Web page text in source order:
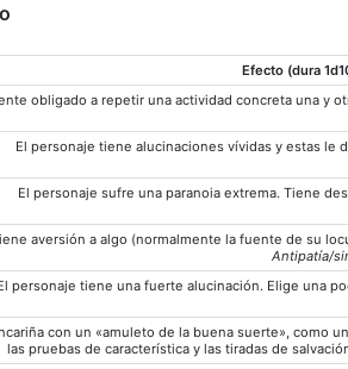
Efecto (dura
obligado a repetir una actividad concreta una y
El personaje tiene alucinaciones vívidas y estas le
El personaje sufre una paranoia extrema. Tiene
aversión a algo (normalmente la fuente de su
Antipatía/
personaje tiene una fuerte alucinación. Elige una
con un «amuleto de la buena suerte», como
las pruebas de característica y las tiradas de